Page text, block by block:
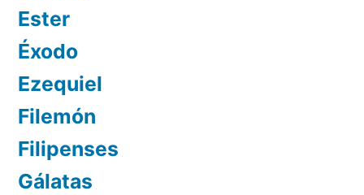
Ester
Éxodo
Ezequiel
Filemón
Filipenses
Gálatas